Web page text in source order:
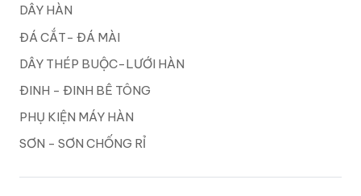
DÂY HÀN
ĐÁ CẮT- ĐÁ MÀI
DÂY THÉP BUỘC-LƯỚI HÀN
ĐINH - ĐINH BÊ TÔNG
PHỤ KIỆN MÁY HÀN
SƠN - SƠN CHỐNG RỈ